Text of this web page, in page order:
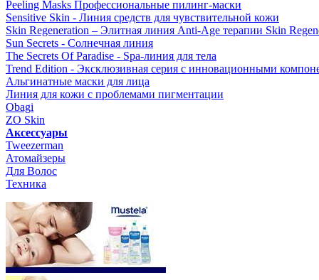
Peeling Masks Профессиональные пилинг-маски
Sensitive Skin - Линия средств для чувствительной кожи
Skin Regeneration – Элитная линия Anti-Age терапии Skin
Sun Secrets - Солнечная линия
The Secrets Of Paradise - Spa-линия для тела
Trend Edition - Эксклюзивная серия с инновационными
Альгинатные маски для лица
Линия для кожи с проблемами пигментации
Obagi
ZO Skin
Aксессуары
Tweezerman
Атомайзеры
Для Волос
Техника